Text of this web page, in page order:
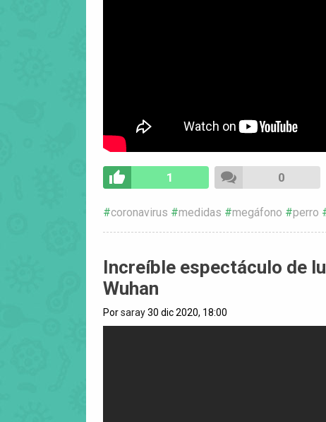
1 0
coronavirus medidas megáfono perro
Increíble espectáculo de
Wuhan
Porsaray30 dic 2020, 18:00